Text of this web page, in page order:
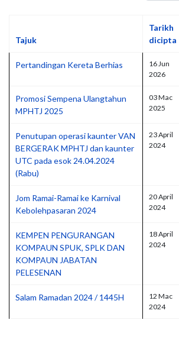
Tajuk
Tarikh
dicipta
Pertandingan Kereta Berhias
16 Jun
2026
Promosi Sempena Ulangtahun
MPHTJ 2025
03 Mac
2025
Penutupan operasi kaunter VAN
BERGERAK MPHTJ dan kaunter
UTC pada esok 24.04.2024
(Rabu)
23 April
2024
Jom Ramai-Ramai ke Karnival
Kebolehpasaran 2024
20 April
2024
KEMPEN PENGURANGAN
KOMPAUN SPUK, SPLK DAN
KOMPAUN JABATAN
PELESENAN
18 April
2024
Salam Ramadan 2024 / 1445H
12 Mac
2024